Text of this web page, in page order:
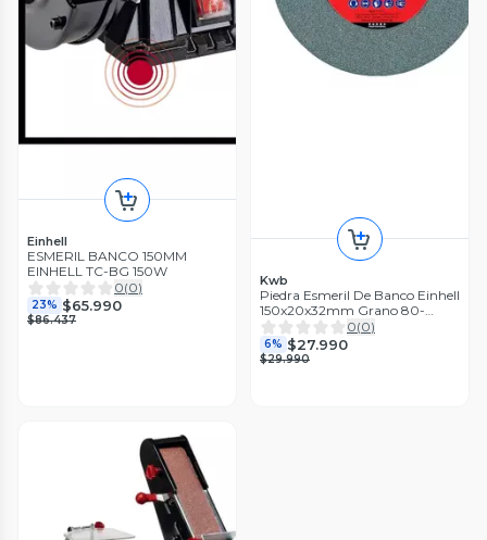
Einhell
ESMERIL BANCO 150MM
EINHELL TC-BG 150W
0(0)
23% $65.990
$86.437
Kwb
Piedra Esmeril De Banco Einhell
150x20x32mm Grano 80-
509520
0(0)
6% $27.990
$29.990